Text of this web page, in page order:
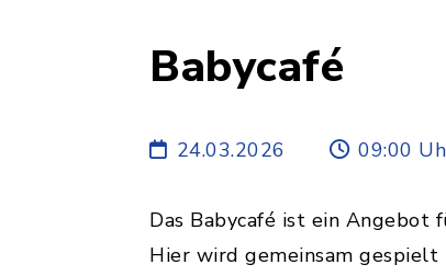
Babycafé
24.03.2026 09:00
Das Babycafé ist ein Angebot
Hier wird gemeinsam gespielt